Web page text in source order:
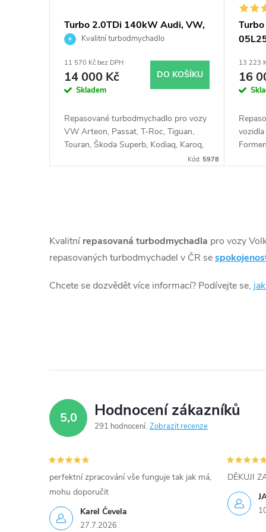
k
ů
Turbo 2.0TDi 140kW Audi, VW,
Seat, Škoda KKK 53039700621
Kvalitní turbodmychadlo
11 570 Kč bez DPH
14 000 Kč
Skladem
DO KOŠÍKU
Repasované turbodmychadlo pro vozy
VW Arteon, Passat, T-Roc, Tiguan,
Touran, Škoda Superb, Kodiaq, Karoq,
Kód: 5978
13 223
16
VW
v
l
á
í
p
r
k
y
v
Kvalitní repasovaná turbodmychadla pro vozy
repasovaných turbodmychadel v ČR se
Chcete se dozvědět více informací? Podívejte se,
5,0 Hodnocení zákazníků
291 hodnocení Zobrazit recenze
Karel Čevela
27.7.2026
perfektní zpracování vše funguje tak jak má,
mohu doporučit
DĚKUJI